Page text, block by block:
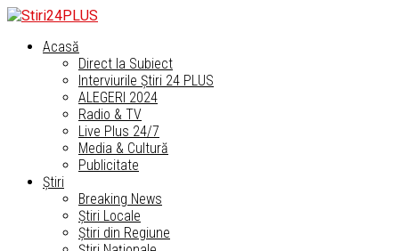
Acasă
Direct la Subiect
Interviurile Știri 24 PLUS
ALEGERI 2024
Radio & TV
Live Plus 24/7
Media & Cultură
Publicitate
Știri
Breaking News
Știri Locale
Știri din Regiune